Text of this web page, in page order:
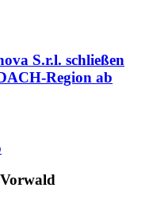
S.r.l. schließen
Region ab